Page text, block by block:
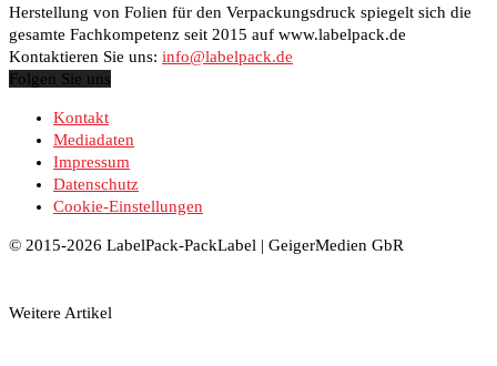
Herstellung von Folien für den Verpackungsdruck spiegelt sich die
gesamte Fachkompetenz seit 2015 auf www.labelpack.de
Kontaktieren Sie uns: info@labelpack.de
Folgen Sie uns
Kontakt
Mediadaten
Impressum
Datenschutz
Cookie-Einstellungen
© 2015-2026 LabelPack-PackLabel | GeigerMedien GbR
Weitere Artikel